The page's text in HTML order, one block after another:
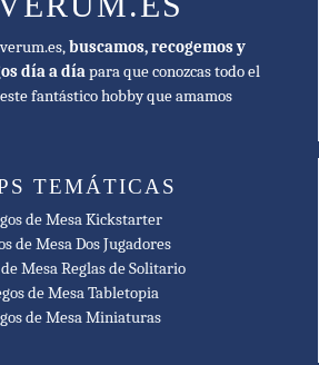
en el que cada jugador tiene que
ganar en un máximo de siete
cada potencia, con un
acción. Los PV se obtienen
militares, descubrimientos de
comercio, bodas reales o
. En cada turno los cuatro
alternando jugando cartas
buscamos, recogemos y
día a díapara que conozcas todo el
fantástico hobby que amamos
TEMÁTICAS
de Mesa Kickstarter
de Mesa Dos Jugadores
Mesa Reglas de Solitario
de Mesa Tabletopia
de Mesa Miniaturas